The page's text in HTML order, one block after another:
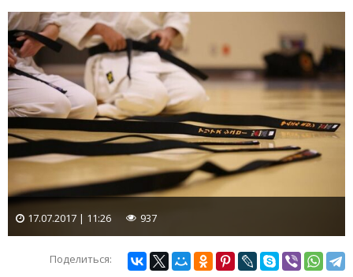
17.07.2017 | 11:26 937
Поделиться: